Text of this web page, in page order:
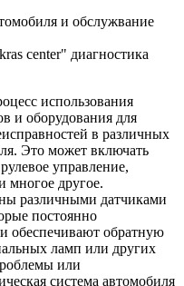
и обслужвание
center" диагностика
использования
и оборудования для
в различных
Это может включать
управление,
многое другое.
различными датчиками
постоянно
обеспечивают обратную
ламп или других
или
система автомобиля